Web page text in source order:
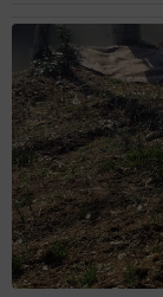
す。
「調べている
6月から実に3カ
のは、都内在住